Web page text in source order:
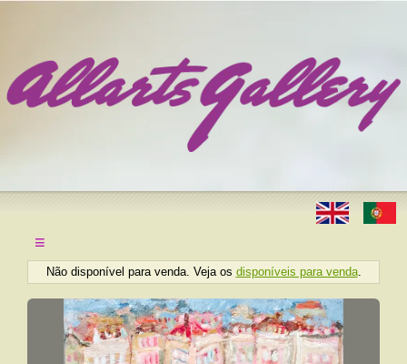
≡
Não disponível para venda. Veja os disponíveis para venda.